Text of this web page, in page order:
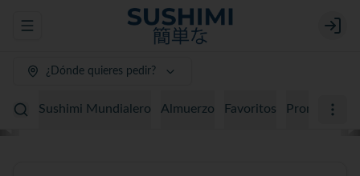
Abrir menu de navegación Login
¿Dónde quieres pedir?
Sushimi Mundialero Almuerzo Favoritos Promociones